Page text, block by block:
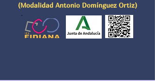
(Modalidad Antonio Domínguez Ortiz)